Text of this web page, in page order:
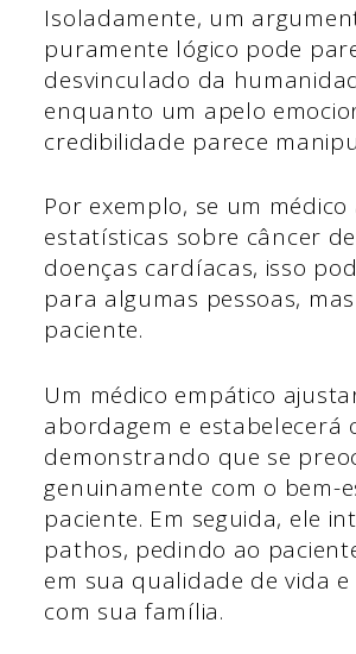
Isoladamente, um
puramente lógico pode
desvinculado da
enquanto um apelo
credibilidade parece
Por exemplo, se um
estatísticas sobre câncer
doenças cardíacas, isso
para algumas pessoas,
paciente.
Um médico empático
abordagem e estabelecerá
demonstrando que se
genuinamente com o bem-
paciente. Em seguida, ele
pathos, pedindo ao
em sua qualidade de vida
com sua família.